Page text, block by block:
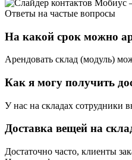
Ответы на частые вопросы
На какой срок можно
Арендовать склад (модуль)
Как я могу получить
У нас на складах сотрудники
Доставка вещей на
Достаточно часто, клиенты